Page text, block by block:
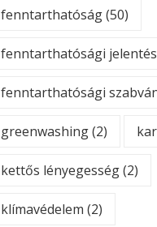
fenntarthatóság(50)
fenntarthatósági jelentés
fenntarthatósági
greenwashing(2)
kettős lényegesség(2)
klímavédelem (2)